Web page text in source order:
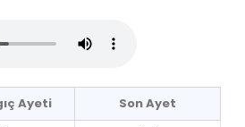
Ayeti
Son Ayet